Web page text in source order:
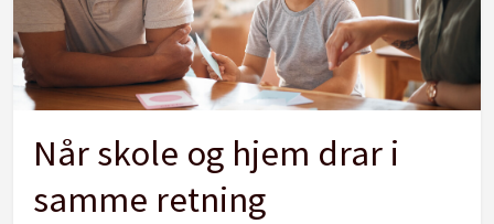
Når skole og hjem drar i
samme retning